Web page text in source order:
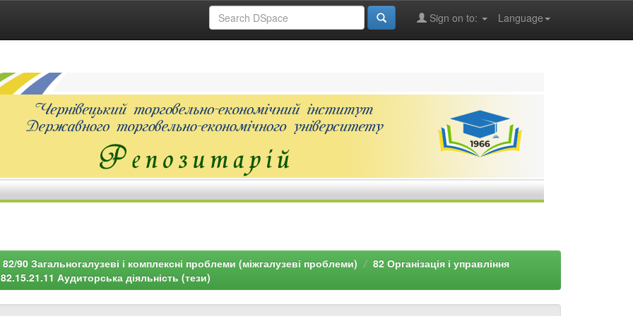
Language
Sign on to:
82/90 Загальногалузеві і комплексні проблеми (міжгалузеві проблеми)
82 Організація і управління
82.15.21.11 Аудиторська діяльність (тези)